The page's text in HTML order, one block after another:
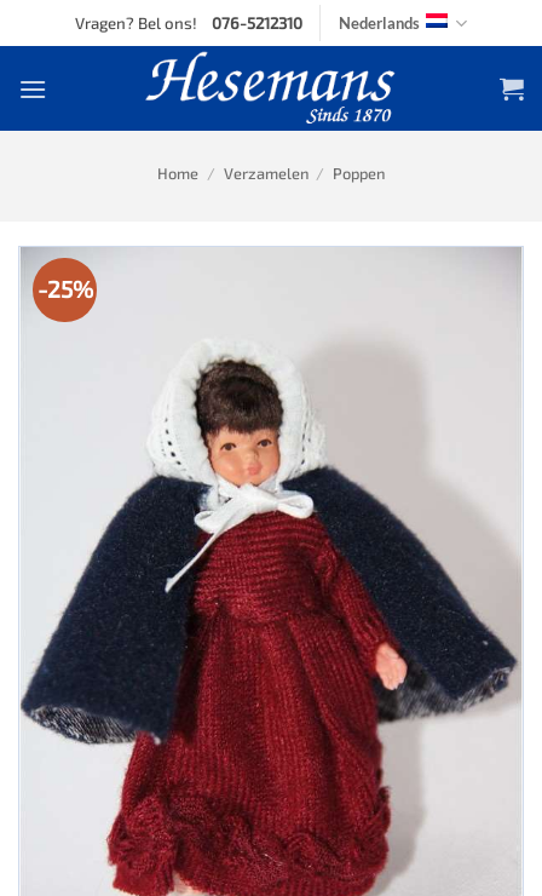
to
Vragen? Bel ons! 076-5212310 Nederlands
Home / Verzamelen / Poppen
-25%